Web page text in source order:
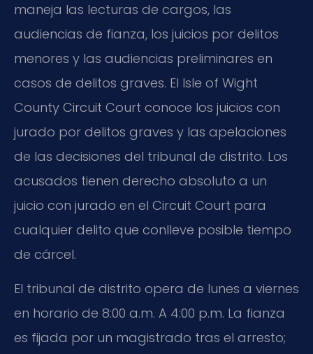
maneja las lecturas de cargos, las
audiencias de fianza, los juicios por delitos
menores y las audiencias preliminares en
casos de delitos graves. El Isle of Wight
County Circuit Court conoce los juicios con
jurado por delitos graves y las apelaciones
de las decisiones del tribunal de distrito. Los
acusados tienen derecho absoluto a un
juicio con jurado en el Circuit Court para
cualquier delito que conlleve posible tiempo
de cárcel.
El tribunal de distrito opera de lunes a viernes
en horario de 8:00 a.m. A 4:00 p.m. La fianza
es fijada por un magistrado tras el arresto;